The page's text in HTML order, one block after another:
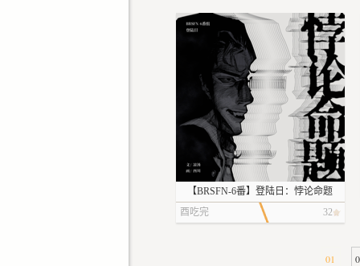
【BRSFN-6番】登陆日：悖论命题
酉吃完
32
01